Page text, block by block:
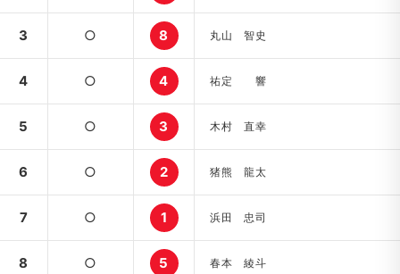
3 ○ 8 丸山 智史
4 ○ 4 祐定 響
5 ○ 3 木村 直幸
6 ○ 2 猪熊 龍太
7 ○ 1 浜田 忠司
8 ○ 5 春本 綾斗